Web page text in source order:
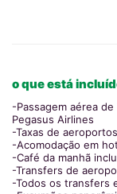
o que está
-Passagem aérea
Pegasus Airlines
-Taxas de aeroportos
-Acomodação em
-Café da manhã
-Transfers de
-Todos os transfers